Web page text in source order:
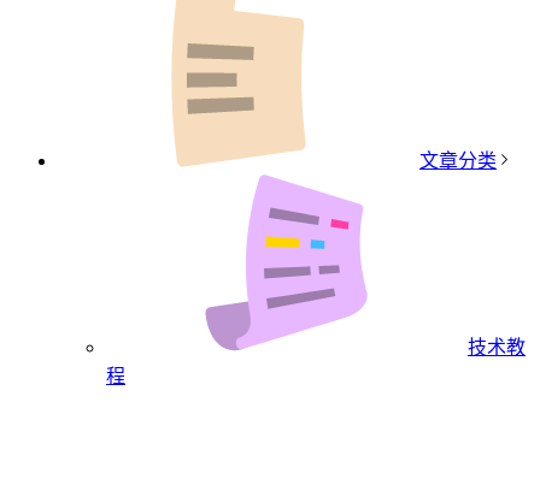
文章分类
技术教
程